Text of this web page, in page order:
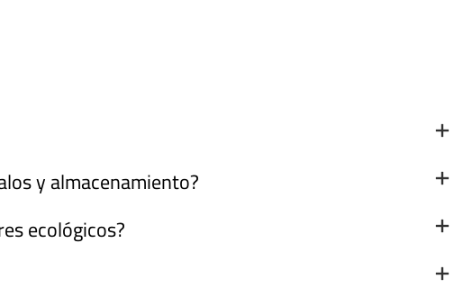
y almacenamiento?
ecológicos?